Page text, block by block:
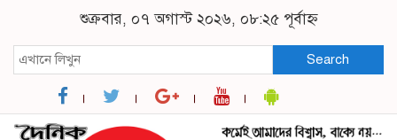
শুক্রবার, ০৭ অগাস্ট ২০২৬, ০৮:২৫ পূর্বাহ্ন
Search